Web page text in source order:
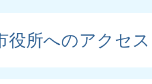
役所へのアクセス